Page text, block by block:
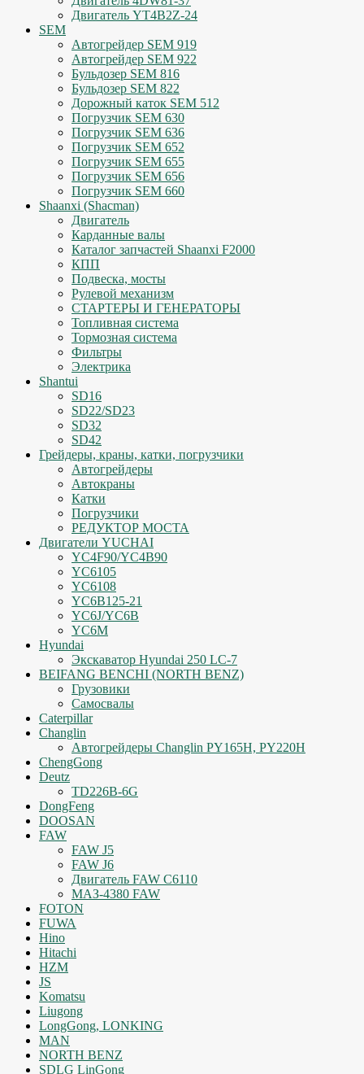
Двигатель YT4B2Z-24
SEM
Автогрейдер SEM 919
Автогрейдер SEM 922
Бульдозер SEM 816
Бульдозер SEM 822
Дорожный каток SEM 512
Погрузчик SEM 630
Погрузчик SEM 636
Погрузчик SEM 652
Погрузчик SEM 655
Погрузчик SEM 656
Погрузчик SEM 660
Shaanxi (Shacman)
Двигатель
Карданные валы
Каталог запчастей Shaanxi F2000
КПП
Подвеска, мосты
Рулевой механизм
СТАРТЕРЫ И ГЕНЕРАТОРЫ
Топливная система
Тормозная система
Фильтры
Электрика
Shantui
SD16
SD22/SD23
SD32
SD42
Грейдеры, краны, катки, погрузчики
Автогрейдеры
Автокраны
Катки
Погрузчики
РЕДУКТОР МОСТА
Двигатели YUCHAI
YC4F90/YC4B90
YC6105
YC6108
YC6B125-21
YC6J/YC6B
YC6M
Hyundai
Экскаватор Hyundai 250 LC-7
BEIFANG BENCHI (NORTH BENZ)
Грузовики
Самосвалы
Caterpillar
Changlin
Автогрейдеры Changlin PY165H, PY220H
ChengGong
Deutz
TD226B-6G
DongFeng
DOOSAN
FAW
FAW J5
FAW J6
Двигатель FAW C6110
МАЗ-4380 FAW
FOTON
FUWA
Hino
Hitachi
HZM
JS
Komatsu
Liugong
LongGong, LONKING
MAN
NORTH BENZ
SDLG LinGong